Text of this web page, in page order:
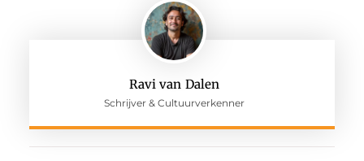
Ravi van Dalen
Schrijver & Cultuurverkenner